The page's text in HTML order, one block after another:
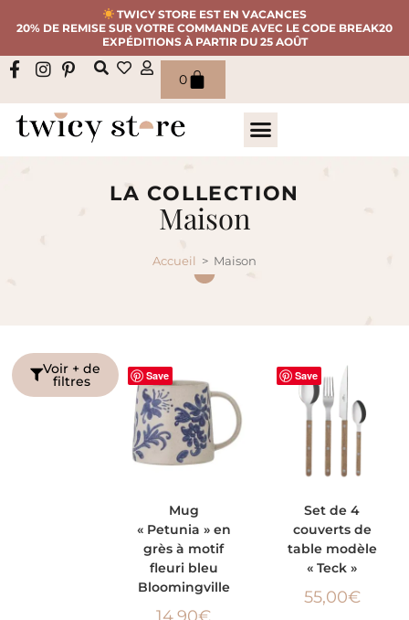
TWICY STORE EST EN VACANCES
20% DE REMISE SUR VOTRE COMMANDE AVEC LE CODE BREAK20
EXPÉDITIONS À PARTIR DU 25 AOÛT
0
LA COLLECTION
Maison
Accueil > Maison
Voir + de
filtres Save
PANIER
Mug
« Petunia » en
grès à motif
fleuri bleu
Bloomingville
14,90€
Save
PANIER
Set de 4
couverts de
table modèle
« Teck »
55,00€